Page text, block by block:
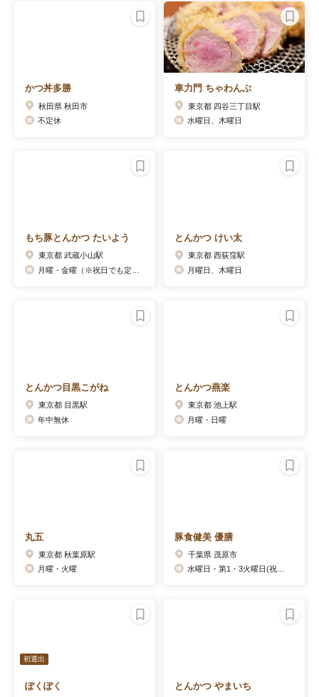
かつ丼多勝
秋田県 秋田市
不定休
車力門 ちゃわんぶ
東京都 四谷三丁目駅
水曜日、木曜日
もち豚とんかつ たいよう
東京都 武蔵小山駅
とんかつ けい太
東京都 西荻窪駅
月曜日、木曜日
とんかつ目黒こがね
東京都 目黒駅
年中無休
とんかつ燕楽
東京都 池上駅
月曜・日曜
丸五
東京都 秋葉原駅
月曜・火曜
豚食健美 優膳
千葉県 茂原市
初選出
ぽくぽく とんかつ やまいち